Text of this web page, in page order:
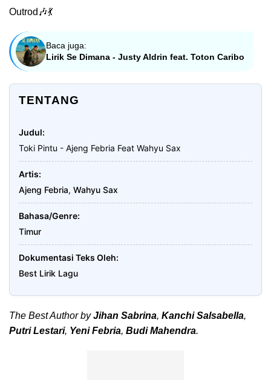
Outrod🎶💃
Baca juga:
Lirik Se Dimana - Justy Aldrin feat. Toton Caribo
TENTANG
Judul
Toki Pintu - Ajeng Febria Feat Wahyu Sax
Artis
Ajeng Febria, Wahyu Sax
Bahasa/Genre
Timur
Dokumentasi Teks Oleh
Best Lirik Lagu
The Best Author byJihan Sabrina, Kanchi Salsabella,
Putri Lestari, Yeni Febria, Budi Mahendra.